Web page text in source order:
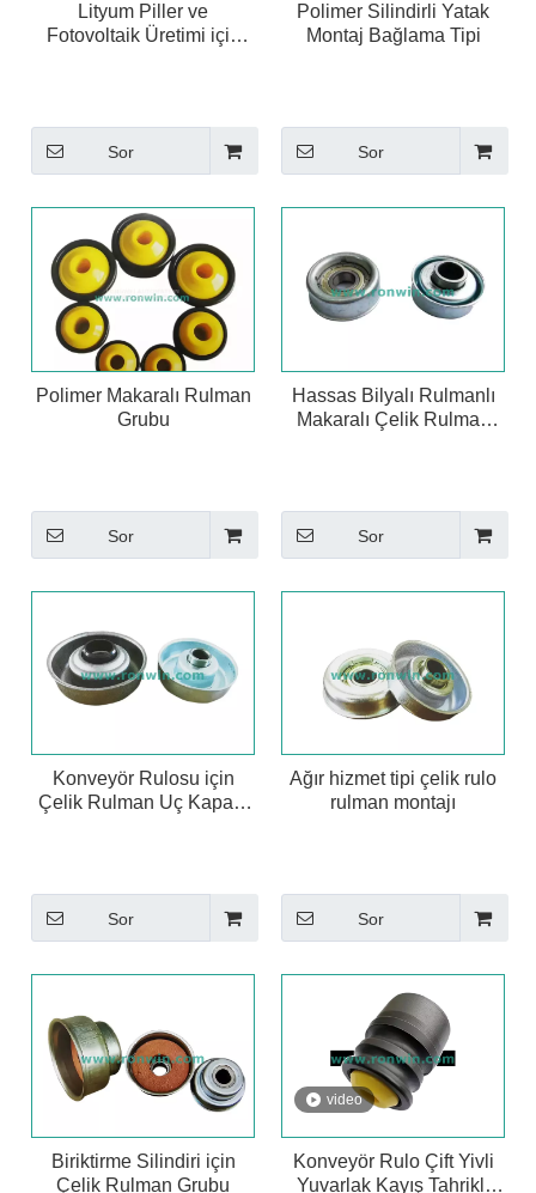
Lityum Piller ve
Fotovoltaik Üretimi için
Sor
Polimer Silindirli Yatak
Montaj Bağlama Tipi
Sor
Polimer Makaralı Rulman
Grubu
Sor
Hassas Bilyalı Rulmanlı
Makaralı Çelik Rulman
Sor
Konveyör Rulosu için
Çelik Rulman Uç Kapağı
Sor
Ağır hizmet tipi çelik rulo
rulman montajı
Sor
Biriktirme Silindiri için
Çelik Rulman Grubu
video
Konveyör Rulo Çift Yivli
Yuvarlak Kayış Tahrikli